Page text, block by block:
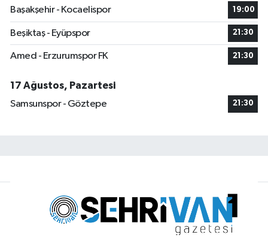
Başakşehir - Kocaelispor
19:00
Beşiktaş - Eyüpspor 21:30
Amed - Erzurumspor FK 21:30
17 Ağustos, Pazartesi
Samsunspor - Göztepe
21:30